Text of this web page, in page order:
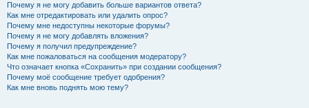
Почему я не могу добавить больше вариантов ответа?
Как мне отредактировать или удалить опрос?
Почему мне недоступны некоторые форумы?
Почему я не могу добавлять вложения?
Почему я получил предупреждение?
Как мне пожаловаться на сообщения модератору?
Что означает кнопка «Сохранить» при создании сообщения?
Почему моё сообщение требует одобрения?
Как мне вновь поднять мою тему?